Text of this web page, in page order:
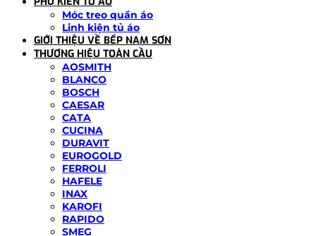
Móc treo quần áo
Linh kiện tủ áo
GIỚI THIỆU VỀ BẾP NAM SƠN
THƯƠNG HIỆU TOÀN CẦU
AOSMITH
BLANCO
BOSCH
CAESAR
CATA
CUCINA
DURAVIT
EUROGOLD
FERROLI
HAFELE
INAX
KAROFI
RAPIDO
SMEG